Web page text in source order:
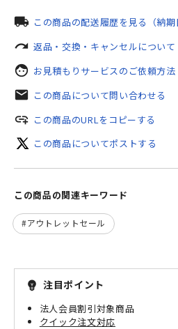
local_shipping この商品の配送履歴を見る（納期
redo 返品・交換・キャンセルについて
face お見積もりサービスのご依頼方法
mail この商品について問い合わせる
add_link この商品のURLをコピーする
この商品についてポストする
この商品の関連キーワード
アウトレットセール
emoji_objects 注目ポイント
法人会員割引対象商品
クイック注文対応